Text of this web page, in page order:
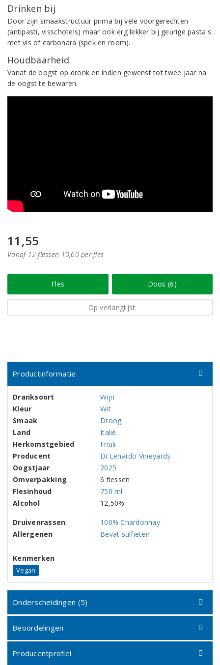
Drinken bij
Door zijn smaakstructuur prima bij vele voorgerechten
(antipasti, visschotels) maar ook erg lekker bij geurige pasta's
met vis of carbonara (spek en room).
Houdbaarheid
Vanaf de oogst op dronk en indien gewenst tot twee jaar na
de oogst te bewaren.
11,55
Vanaf 12 flessen 10,60 per fles
Fles Doos (6)
Op verlanglijst
Productinformatie
Dranksoort
Wijn
Kleur
Wit
Smaak
Droog
Land
Italië
Herkomstgebied
Friuli
Producent
Di Lenardo Vineyards
Oogstjaar
2025
Omverpakking
6 flessen
Flesinhoud
750 ml
Alcohol
12,50%
Druivenrassen
100% Chardonnay
Allergenen
Bevat sulfieten
Kenmerken
Vegan
Onderscheidingen (5)
Beoordelingen
Producentprofiel